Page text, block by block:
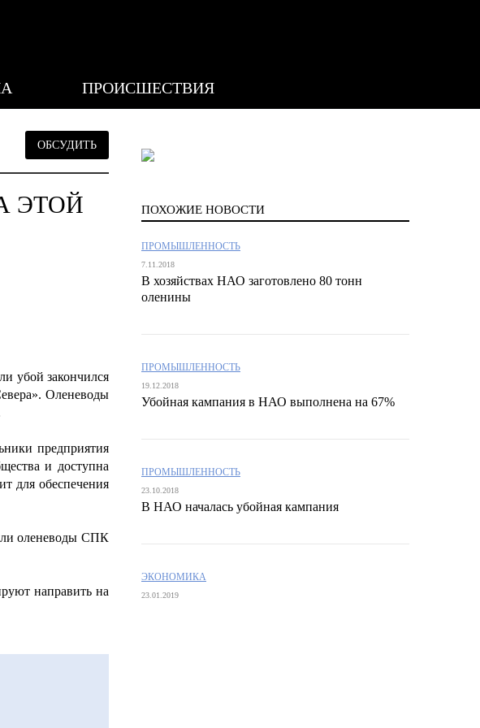
ПРОИСШЕСТВИЯ
ОБСУДИТЬ
ЭТОЙ
убой закончился
Оленеводы
предприятия
и доступна
для обеспечения
оленеводы СПК
направить на
ПОХОЖИЕ НОВОСТИ
ПРОМЫШЛЕННОСТЬ
7.11.2018
В хозяйствах НАО заготовлено 80 тонн
оленины
ПРОМЫШЛЕННОСТЬ
19.12.2018
Убойная кампания в НАО выполнена на 67%
ПРОМЫШЛЕННОСТЬ
23.10.2018
В НАО началась убойная кампания
ЭКОНОМИКА
23.01.2019